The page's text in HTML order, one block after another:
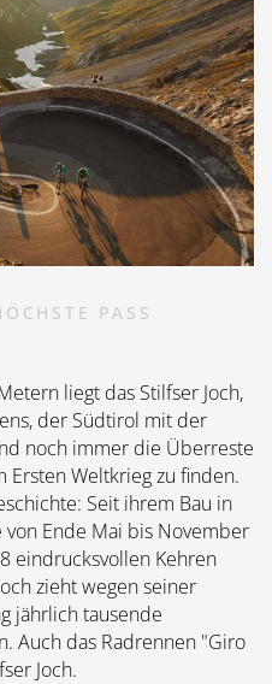
PASS
liegt das Stilfser Joch,
der Südtirol mit der
noch immer die Überreste
Ersten Weltkrieg zu finden.
Seit ihrem Bau in
Ende Mai bis November
eindrucksvollen Kehren
zieht wegen seiner
jährlich tausende
Auch das Radrennen "Giro
Joch.